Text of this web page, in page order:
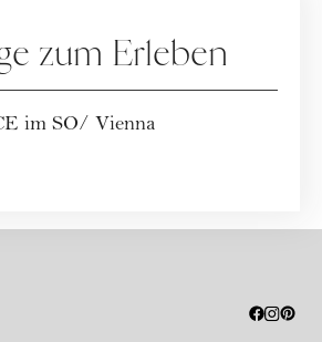
zum Erleben
im SO/ Vienna